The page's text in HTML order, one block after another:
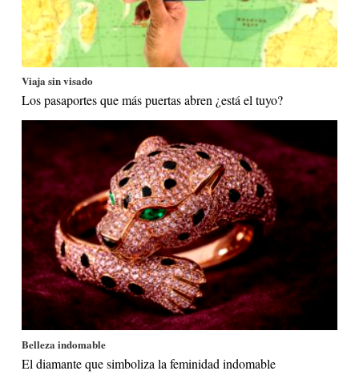
Viaja sin visado
Los pasaportes que más puertas abren ¿está el tuyo?
Belleza indomable
El diamante que simboliza la feminidad indomable